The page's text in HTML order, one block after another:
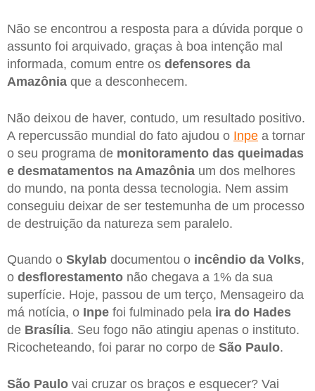
Não se encontrou a resposta para a dúvida porque o
assunto foi arquivado, graças à boa intenção mal
informada, comum entre os defensores da
Amazônia que a desconhecem.
Não deixou de haver, contudo, um resultado positivo.
A repercussão mundial do fato ajudou o Inpe a tornar
o seu programa de monitoramento das queimadas
e desmatamentos na Amazônia um dos melhores
do mundo, na ponta dessa tecnologia. Nem assim
conseguiu deixar de ser testemunha de um processo
de destruição da natureza sem paralelo.
Quando o Skylab documentou o incêndio da Volks,
o desflorestamento não chegava a 1% da sua
superfície. Hoje, passou de um terço, Mensageiro da
má notícia, o Inpe foi fulminado pela ira do Hades
de Brasília. Seu fogo não atingiu apenas o instituto.
Ricocheteando, foi parar no corpo de São Paulo.
São Paulo vai cruzar os braços e esquecer? Vai